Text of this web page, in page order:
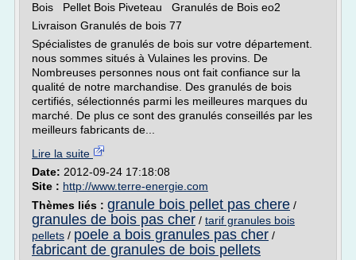
Bois Pellet Bois Piveteau Granulés de Bois eo2
Livraison Granulés de bois 77
Spécialistes de granulés de bois sur votre département.
nous sommes situés à Vulaines les provins. De
Nombreuses personnes nous ont fait confiance sur la
qualité de notre marchandise. Des granulés de bois
certifiés, sélectionnés parmi les meilleures marques du
marché. De plus ce sont des granulés conseillés par les
meilleurs fabricants de...
Lire la suite
Date: 2012-09-24 17:18:08
Site : http://www.terre-energie.com
Thèmes liés : granule bois pellet pas chere /
granules de bois pas cher / tarif granules bois
pellets / poele a bois granules pas cher /
fabricant de granules de bois pellets